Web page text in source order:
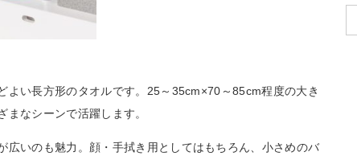
よい長方形のタオルです。25～35cm×70～85cm程度の大き
なシーンで活躍します。
広いのも魅力。顔・手拭き用としてはもちろん、小さめのバ